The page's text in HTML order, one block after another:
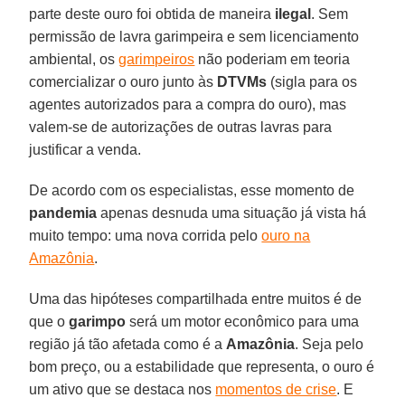
parte deste ouro foi obtida de maneira ilegal . Sem
permissão de lavra garimpeira e sem licenciamento
ambiental, osgarimpeiros não poderiam em teoria
comercializar o ouro junto às DTVMs (sigla para os
agentes autorizados para a compra do ouro), mas
valem-se de autorizações de outras lavras para
justificar a venda.
De acordo com os especialistas, esse momento de
pandemia apenas desnuda uma situação já vista há
muito tempo: uma nova corrida peloouro na
Amazônia.
Uma das hipóteses compartilhada entre muitos é de
que ogarimpo será um motor econômico para uma
região já tão afetada como é a Amazônia. Seja pelo
bom preço, ou a estabilidade que representa, o ouro é
um ativo que se destaca nos momentos de crise. E